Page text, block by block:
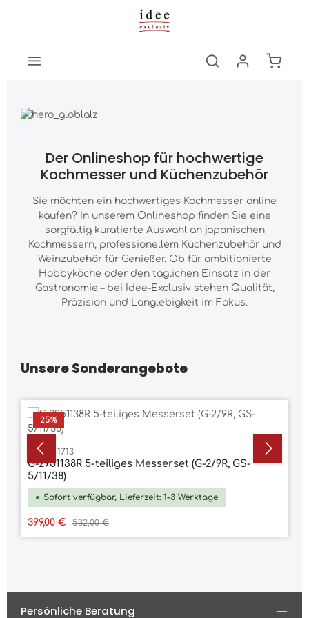
Zum Hauptinhalt springen
GLOBAL Z
Der Onlineshop für hochwertige
Kochmesser und Küchenzubehör
Sie möchten ein hochwertiges Kochmesser online
kaufen? In unserem Onlineshop finden Sie eine
sorgfältig kuratierte Auswahl an japanischen
Kochmessern, professionellem Küchenzubehör und
Weinzubehör für Genießer. Ob für ambitionierte
Hobbyköche oder den täglichen Einsatz in der
Gastronomie – bei Idee-Exclusiv stehen Qualität,
Präzision und Langlebigkeit im Fokus.
Produktgalerie überspringen
Unsere Sonderangebote
25%
Art.Nr. 1713
G-2951138R 5-teiliges Messerset (G-2/9R, GS-
5/11/38)
Sofort verfügbar, Lieferzeit: 1-3 Werktage
Verkaufspreis:
399,00 € Regulärer Preis:
532,00 €
Persönliche Beratung